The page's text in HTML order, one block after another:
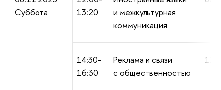
Суббота
13:20
и межкультурная
коммуникация
14:30-
16:30
Реклама и связи
с общественностью